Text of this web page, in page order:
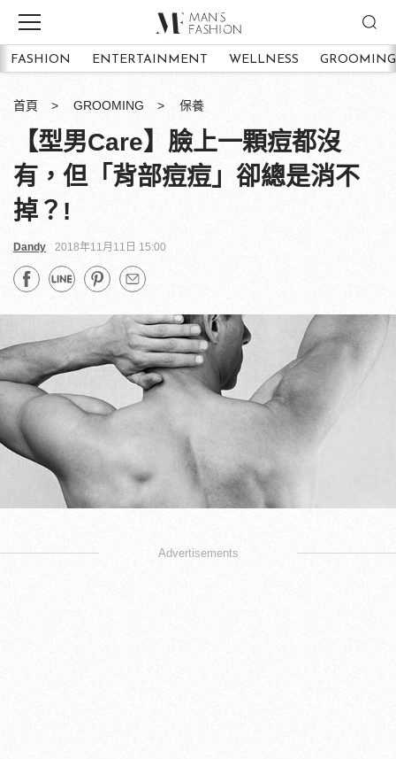
FASHION ENTERTAINMENT WELLNESS GROOMING
首頁 GROOMING 保養
【型男Care】臉上一顆痘都沒
有，但「背部痘痘」卻總是消不
掉？!
Dandy 2018年11月11日 15:00
Advertisements